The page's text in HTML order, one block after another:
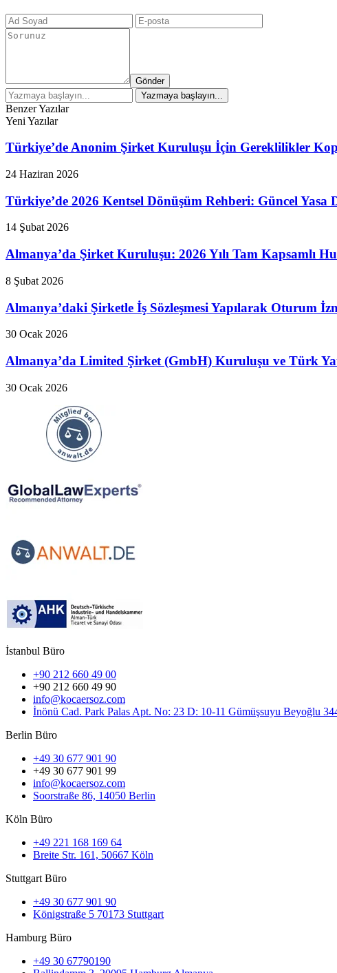
Gönder
Benzer Yazılar
Yeni Yazılar
Türkiye’de Anonim Şirket Kuruluşu İçin Gereklilikler
24 Haziran 2026
Türkiye’de 2026 Kentsel Dönüşüm Rehberi: Güncel Yasa
14 Şubat 2026
Almanya’da Şirket Kuruluşu: 2026 Yılı Tam Kapsamlı
8 Şubat 2026
Almanya’daki Şirketle İş Sözleşmesi Yapılarak Oturum
30 Ocak 2026
Almanya’da Limited Şirket (GmbH) Kuruluşu ve Türk
30 Ocak 2026
İstanbul Büro
+90 212 660 49 00
+90 212 660 49 90
info@kocaersoz.com
İnönü Cad. Park Palas Apt. No: 23 D: 10-11 Gümüşsuyu Beyoğlu
Berlin Büro
+49 30 677 901 90
+49 30 677 901 99
info@kocaersoz.com
Soorstraße 86, 14050 Berlin
Köln Büro
+49 221 168 169 64
Breite Str. 161, 50667 Köln
Stuttgart Büro
+49 30 677 901 90
Königstraße 5 70173 Stuttgart
Hamburg Büro
+49 30 67790190